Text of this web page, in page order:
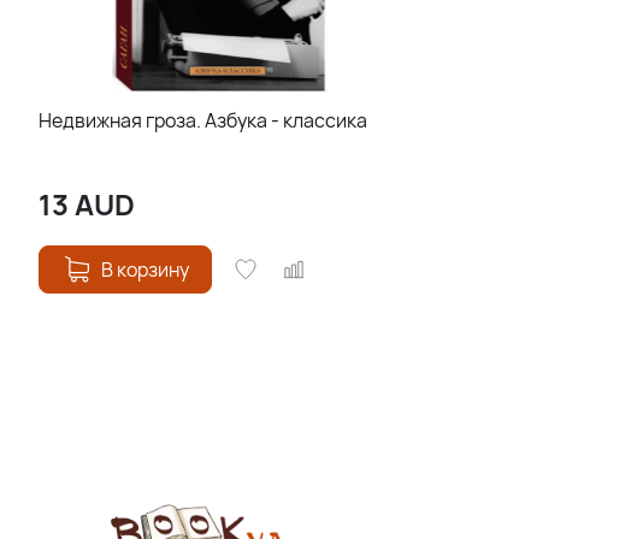
Недвижная гроза. Азбука - классика
13AUD
В корзину